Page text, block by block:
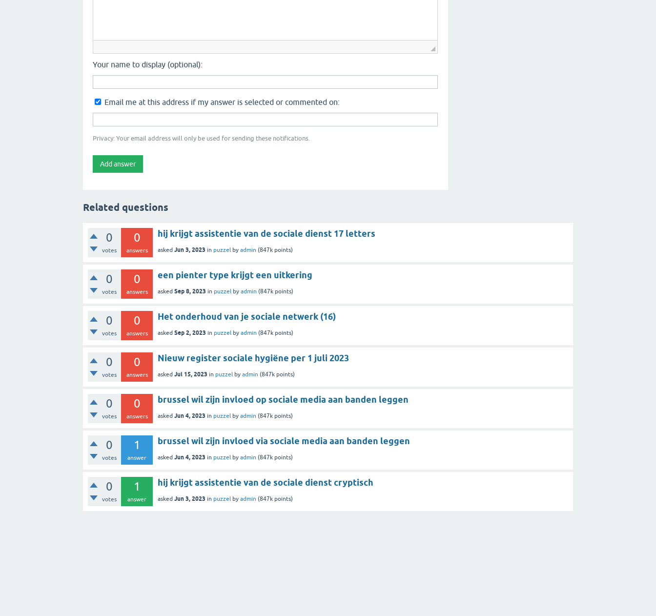
Your name to display (optional):
Email me at this address if my answer is selected or commented on:
Privacy: Your email address will only be used for sending these notifications.
Related questions
0
votes
0
answers
hij krijgt assistentie van de sociale dienst 17 letters
asked Jun 3, 2023 in puzzel by admin (847k points)
0
votes
0
answers
een pienter type krijgt een uitkering
asked Sep 8, 2023 in puzzel by admin (847k points)
0
votes
0
answers
Het onderhoud van je sociale netwerk (16)
asked Sep 2, 2023 in puzzel by admin (847k points)
0
votes
0
answers
Nieuw register sociale hygiëne per 1 juli 2023
asked Jul 15, 2023 in puzzel by admin (847k points)
0
votes
0
answers
brussel wil zijn invloed op sociale media aan banden leggen
asked Jun 4, 2023 in puzzel by admin (847k points)
0
votes
1
answer
brussel wil zijn invloed via sociale media aan banden leggen
asked Jun 4, 2023 in puzzel by admin (847k points)
0
votes
1
answer
hij krijgt assistentie van de sociale dienst cryptisch
asked Jun 3, 2023 in puzzel by admin (847k points)